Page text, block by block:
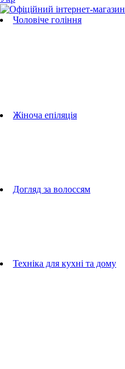
Чоловіче гоління
Жіноча епіляція
Догляд за волоссям
Техніка для кухні та дому